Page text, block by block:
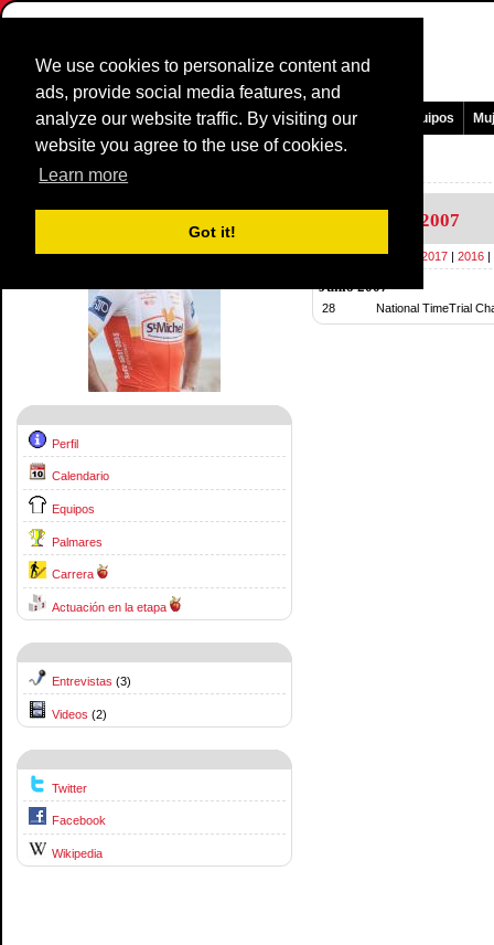
We use cookies to personalize content and
ads, provide social media features, and
analyze our website traffic. By visiting our
website you agree to the use of cookies.
Learn more
Got it!
Pagina Principal Noticias y medios Juegos Carreras Equipos
Corredores Perfil:
Perfil
Calendario
Equipos
Palmares
Carrera
Actuación en la etapa
Entrevistas (3)
Videos (2)
Twitter
Facebook
Wikipedia
2007
2019|2018 2017 | 2016 |
Junio 2007
28 National TimeTrial